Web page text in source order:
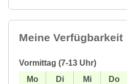
Meine Verfügbarkeit
Vormittag (7-13 Uhr)